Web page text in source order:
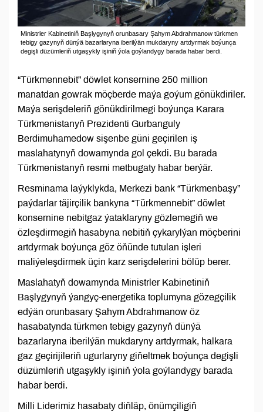
Ministrler Kabinetiniň Başlygynyň orunbasary Şahym Abdrahmanow türkmen
tebigy gazynyň dünýä bazarlaryna iberilýän mukdaryny artdyrmak boýunça
degişli düzümleriň utgaşykly işiniň ýola goýlandygy barada habar berdi.
“Türkmennebit” döwlet konsernine 250 million
manatdan gowrak möçberde maýa goýum gönükdiriler.
Maýa serişdeleriň gönükdirilmegi boýunça Karara
Türkmenistanyň Prezidenti Gurbanguly
Berdimuhamedow sişenbe güni geçirilen iş
maslahatynyň dowamynda gol çekdi. Bu barada
Türkmenistanyň resmi metbugaty habar berýär.
Resminama laýyklykda, Merkezi bank “Türkmenbaşy”
paýdarlar täjirçilik bankyna “Türkmennebit” döwlet
konsernine nebitgaz ýataklaryny gözlemegiň we
özleşdirmegiň hasabyna nebitiň çykarylýan möçberini
artdyrmak boýunça göz öňünde tutulan işleri
maliýeleşdirmek üçin karz serişdelerini bölüp berer.
Maslahatyň dowamynda Ministrler Kabinetiniň
Başlygynyň ýangyç-energetika toplumyna gözegçilik
edýän orunbasary Şahym Abdrahmanow öz
hasabatynda türkmen tebigy gazynyň dünýä
bazarlaryna iberilýän mukdaryny artdyrmak, halkara
gaz geçirijileriň ugurlaryny giňeltmek boýunça degişli
düzümleriň utgaşykly işiniň ýola goýlandygy barada
habar berdi.
Milli Liderimiz hasabaty diňläp, önümçiligiň